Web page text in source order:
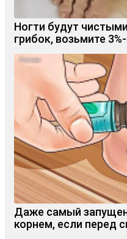
Ногти будут
грибок, возьмите
Даже самый
корнем, если перед